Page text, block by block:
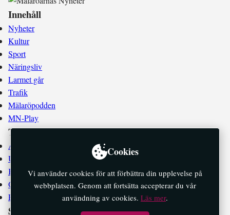
Innehåll
Nyheter
Kultur
Sport
Näringsliv
Larmet går
Trafik
Mälaröpodden
MN-Play
Tidningen
Annonsera
Utgivningsplan
Kontakta oss
Om oss
E-tidningar
Socialt
Cookies
Vi använder cookies för att förbättra din upplevelse på
webbplatsen. Genom att fortsätta accepterar du vår
användning av cookies. Läs mer.